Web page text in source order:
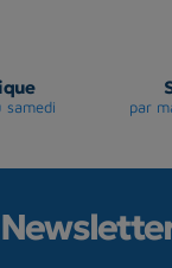
par